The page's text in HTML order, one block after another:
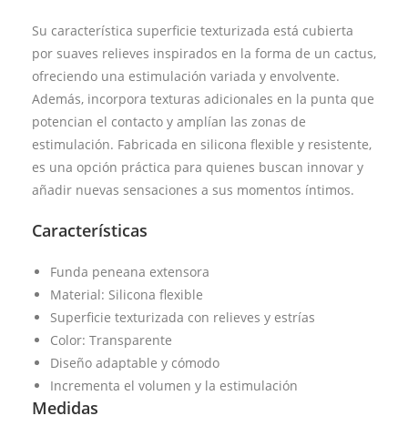
Su característica superficie texturizada está cubierta
por suaves relieves inspirados en la forma de un cactus,
ofreciendo una estimulación variada y envolvente.
Además, incorpora texturas adicionales en la punta que
potencian el contacto y amplían las zonas de
estimulación. Fabricada en silicona flexible y resistente,
es una opción práctica para quienes buscan innovar y
añadir nuevas sensaciones a sus momentos íntimos.
Características
Funda peneana extensora
Material: Silicona flexible
Superficie texturizada con relieves y estrías
Color: Transparente
Diseño adaptable y cómodo
Incrementa el volumen y la estimulación
Medidas